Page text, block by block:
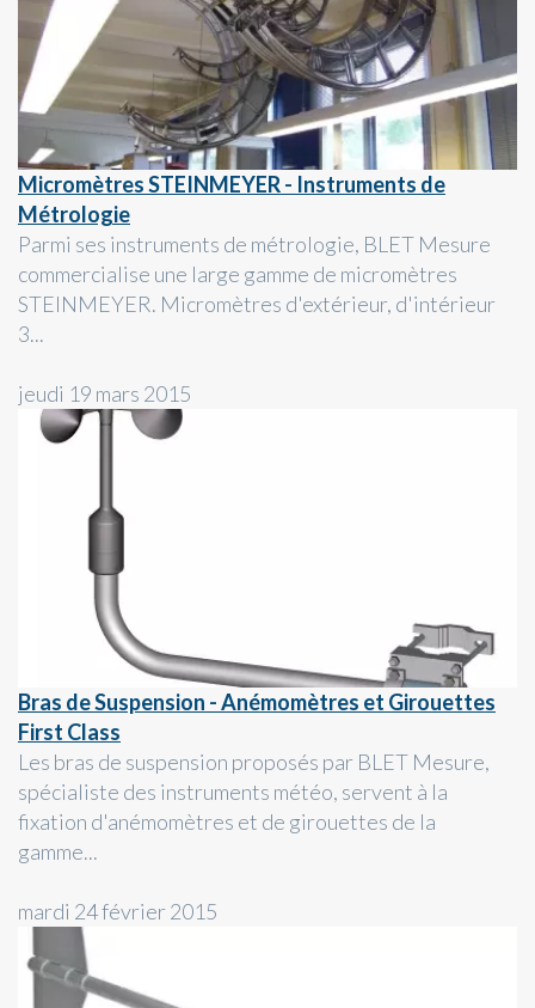
Micromètres STEINMEYER - Instruments de
Métrologie
Parmi ses instruments de métrologie, BLET Mesure
commercialise une large gamme de micromètres
STEINMEYER. Micromètres d'extérieur, d'intérieur
3...
jeudi 19 mars 2015
Bras de Suspension - Anémomètres et Girouettes
First Class
Les bras de suspension proposés par BLET Mesure,
spécialiste des instruments météo, servent à la
fixation d'anémomètres et de girouettes de la
gamme...
mardi 24 février 2015